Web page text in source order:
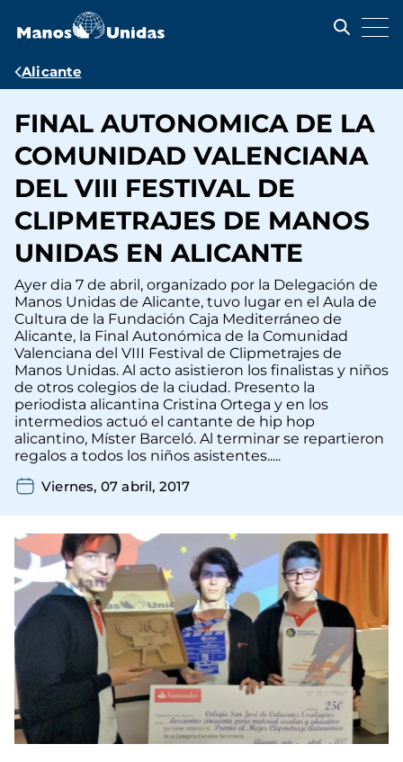
contenido
Ruta
navegación
Alicante
FINAL AUTONOMICA DE LA
COMUNIDAD VALENCIANA
DEL VIII FESTIVAL DE
CLIPMETRAJES DE MANOS
UNIDAS EN ALICANTE
Ayer dia 7 de abril, organizado por la Delegación de
Manos Unidas de Alicante, tuvo lugar en el Aula de
Cultura de la Fundación Caja Mediterráneo de
Alicante, la Final Autonómica de la Comunidad
Valenciana del VIII Festival de Clipmetrajes de
Manos Unidas. Al acto asistieron los finalistas y niños
de otros colegios de la ciudad. Presento la
periodista alicantina Cristina Ortega y en los
intermedios actuó el cantante de hip hop
alicantino, Míster Barceló. Al terminar se repartieron
regalos a todos los niños asistentes.....
Viernes, 07 abril, 2017